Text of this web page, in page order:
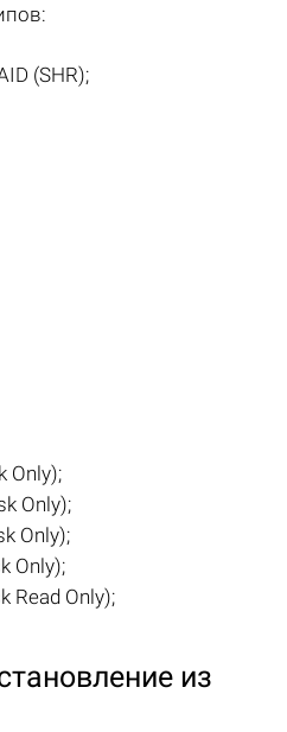
(SHR);
Only);
Only);
Only);
Only);
Read Only);
из